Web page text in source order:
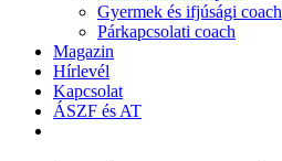
Gyermek és ifjúsági coach
Párkapcsolati coach
Magazin
Hírlevél
Kapcsolat
ÁSZF és AT